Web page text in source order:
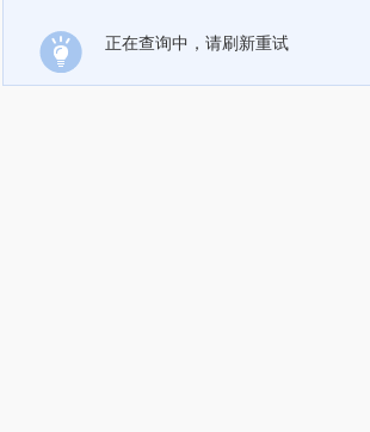
正在查询中，请刷新重试